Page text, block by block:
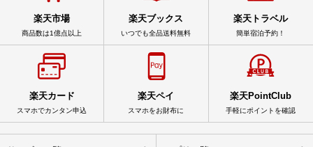
楽天市場
商品数は1億点以上
楽天ブックス
いつでも全品送料無料
楽天トラベル
簡単宿泊予約！
楽天カード
スマホでカンタン申込
楽天ペイ
スマホをお財布に
楽天PointClub
手軽にポイントを確認